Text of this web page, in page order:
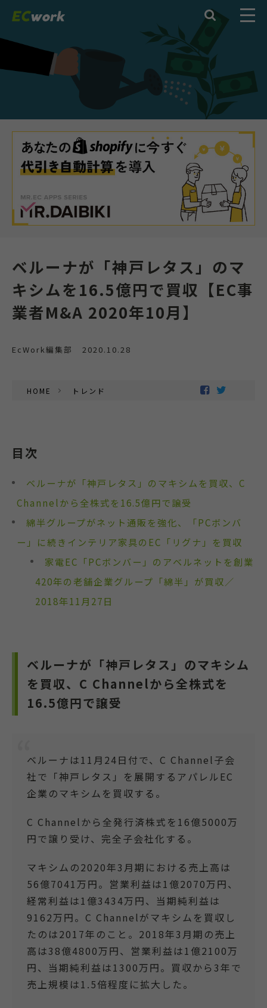

ベルーナが「神戸レタス」のマ
キシムを16.5億円で買収【EC事
業者M&A 2020年10月】
EcWork編集部 2020.10.28
HOME トレンド
目次
ベルーナが「神戸レタス」のマキシムを買収、C
Channelから全株式を16.5億円で譲受
綿半グループがネット通販を強化、「PCボンバ
ー」に続きインテリア家具のEC「リグナ」を買収
家電EC「PCボンバー」のアベルネットを創業
420年の老舗企業グループ「綿半」が買収／
2018年11月27日
ベルーナが「神戸レタス」のマキシム
を買収、C Channelから全株式を
16.5億円で譲受
ベルーナは11月24日付で、C Channel子会
社で「神戸レタス」を展開するアパレルEC
企業のマキシムを買収する。
C Channelから全発行済株式を16億5000万
円で譲り受け、完全子会社化する。
マキシムの2020年3月期における売上高は
56億7041万円。営業利益は1億2070万円、
経常利益は1億3434万円、当期純利益は
9162万円。C Channelがマキシムを買収し
たのは2017年のこと。2018年3月期の売上
高は38億4800万円、営業利益は1億2100万
円、当期純利益は1300万円。買収から3年で
売上規模は1.5倍程度に拡大した。